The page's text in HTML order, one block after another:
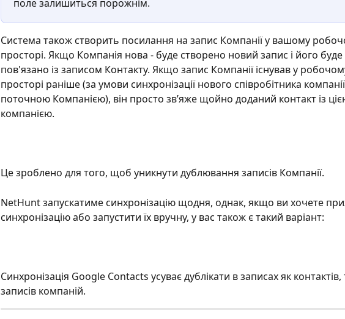
поле залишиться порожнім.
Система також створить посилання на запис Компанії у вашому
просторі. Якщо Компанія нова - буде створено новий запис і його буде
пов'язано із записом Контакту. Якщо запис Компанії існував у
просторі раніше (за умови синхронізації нового співробітника
поточною Компанією), він просто зв’яже щойно доданий контакт із
компанією.
Це зроблено для того, щоб уникнути дублювання записів Компанії.
NetHunt запускатиме синхронізацію щодня, однак, якщо ви хочете
синхронізацію або запустити їх вручну, у вас також є такий варіант:
Синхронізація Google Contacts усуває дублікати в записах як контактів,
записів компаній.